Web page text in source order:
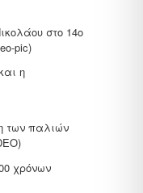
στο 14ο
pic)
η
των παλιών
χρόνων